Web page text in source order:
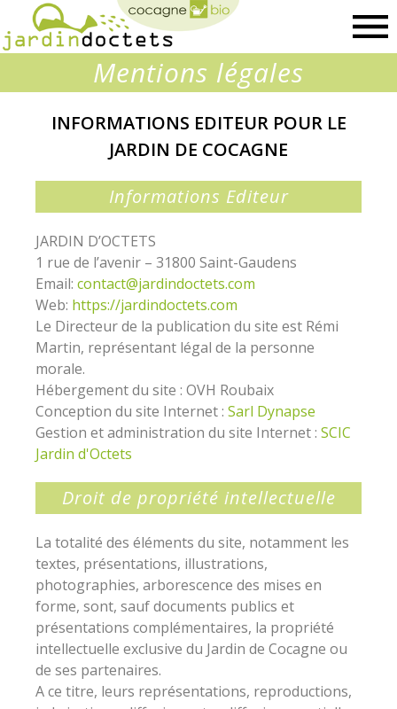
Mentions légales
INFORMATIONS EDITEUR POUR LE
JARDIN DE COCAGNE
Informations Editeur
JARDIN D’OCTETS
1 rue de l’avenir – 31800 Saint-Gaudens
Email: contact@jardindoctets.com
Web: https://jardindoctets.com
Le Directeur de la publication du site est Rémi
Martin, représentant légal de la personne
morale.
Hébergement du site : OVH Roubaix
Conception du site Internet : Sarl Dynapse
Gestion et administration du site Internet : SCIC
Jardin d'Octets
Droit de propriété intellectuelle
La totalité des éléments du site, notamment les
textes, présentations, illustrations,
photographies, arborescence des mises en
forme, sont, sauf documents publics et
présentations complémentaires, la propriété
intellectuelle exclusive du Jardin de Cocagne ou
de ses partenaires.
A ce titre, leurs représentations, reproductions,